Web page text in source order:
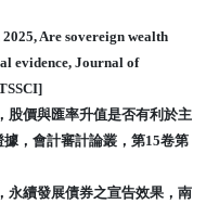
Are sovereign wealth
evidence, Journal of
股價與匯率升值是否有利於主
，會計審計論叢，第15卷第
永續發展債券之宣告效果，南